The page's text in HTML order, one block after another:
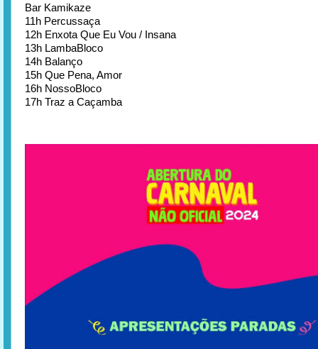
Bar Kamikaze
11h Percussaça
12h Enxota Que Eu Vou / Insana
13h LambaBloco
14h Balanço
15h Que Pena, Amor
16h NossoBloco
17h Traz a Caçamba